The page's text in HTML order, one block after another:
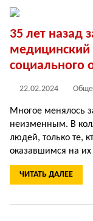
35 лет назад
социального
22.02.2024
Многое менялось
неизменным. В
людей, только те,
оказавшимся на
ЧИТАТЬ ДАЛЕЕ